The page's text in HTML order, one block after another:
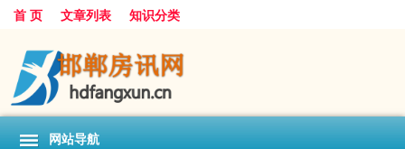
首 页 文章列表 知识分类
网站导航